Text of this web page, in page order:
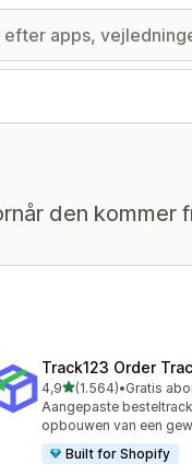
den kommer
Track123 Order
4,9ud af 5 stjerner
(1.564)
1564 anmeldelser i alt
•
Aangepaste
opbouwen van een
Built for Shopify